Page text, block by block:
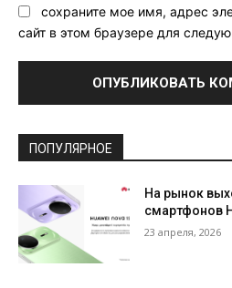
сохраните мое имя, адрес
сайт в этом браузере для
ПОПУЛЯРНОЕ
На рынок
смартфонов
23 апреля, 2026